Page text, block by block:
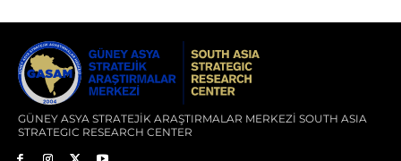
GÜNEY ASYA STRATEJİK ARAŞTIRMALAR MERKEZİ SOUTH ASIA
STRATEGIC RESEARCH CENTER